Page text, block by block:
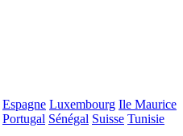
Espagne Luxembourg Ile Maurice
Portugal Sénégal Suisse Tunisie